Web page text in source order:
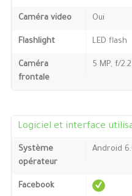
Caméra video Oui
Flashlight LED flash
Caméra
frontale
5 MP, f/2.2
Logiciel et interface
Système
opérateur
Android
Facebook